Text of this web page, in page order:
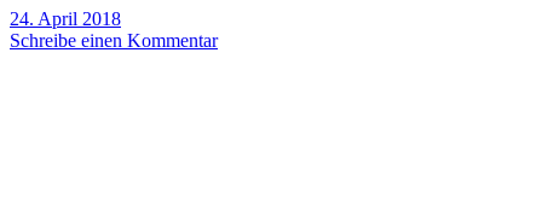
24. April 2018
Schreibe einen Kommentar